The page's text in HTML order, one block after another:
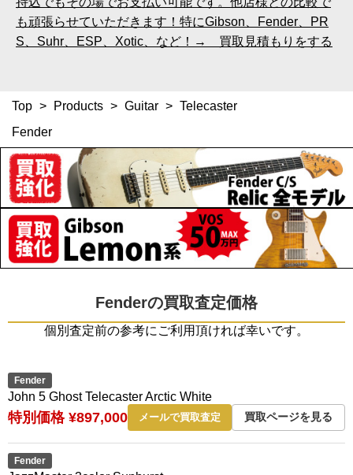
も頑張らせていただきます！特にGibson、Fender、PR
S、Suhr、ESP、Xotic、など！→ 買取見積もりをする
Top > Products > Guitar > Telecaster
Fender
Fenderの買取査定価格
個別査定前の参考にご利用頂ければ幸いです。
Fender
John 5 Ghost Telecaster Arctic White
特別価格 ¥897,000 メールで買取査定 買取ページを見る
Fender